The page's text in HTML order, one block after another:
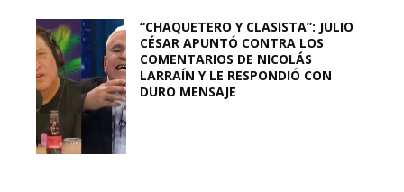
“CHAQUETERO Y CLASISTA”: JULIO
CÉSAR APUNTÓ CONTRA LOS
COMENTARIOS DE NICOLÁS
LARRAÍN Y LE RESPONDIÓ CON
DURO MENSAJE